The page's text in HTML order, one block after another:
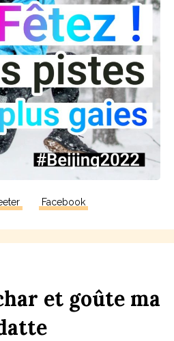
Facebook
ar et goûte ma
atte